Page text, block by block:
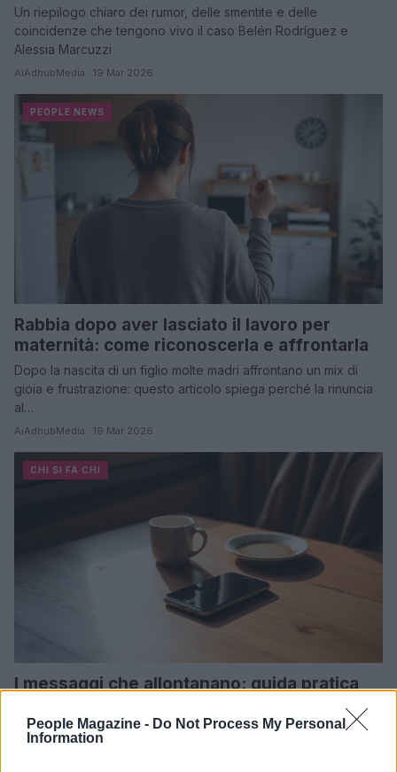
People Magazine - Do Not Process My Personal
Information
Un riepilogo chiaro dei rumor, delle smentite e delle
coincidenze che tengono vivo il caso Belén Rodríguez e
Alessia Marcuzzi
AiAdhubMedia · 19 Mar 2026
PEOPLE NEWS
Rabbia dopo aver lasciato il lavoro per
maternità: come riconoscerla e affrontarla
Dopo la nascita di un figlio molte madri affrontano un mix di
gioia e frustrazione: questo articolo spiega perché la rinuncia
al…
AiAdhubMedia · 19 Mar 2026
CHI SI FA CHI
I messaggi che allontanano: guida pratica
Un vademecum pratico per riconoscere i messaggi sabotanti e
sostituirli con alternative che costruiscono fiducia